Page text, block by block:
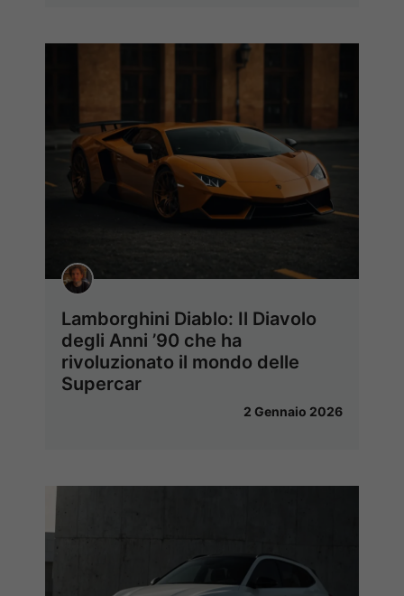
Lamborghini Diablo: Il Diavolo
degli Anni ’90 che ha
rivoluzionato il mondo delle
Supercar
2 Gennaio 2026